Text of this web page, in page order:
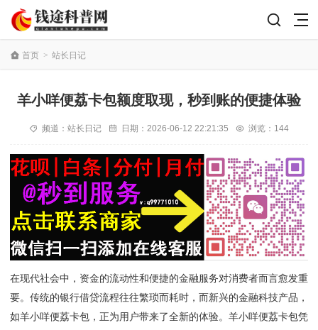
首页 > 站长日记
羊小咩便荔卡包额度取现，秒到账的便捷体验
频道： 站长日记 日期： 2026-06-12 22:21:35 浏览：144
在现代社会中，资金的流动性和便捷的金融服务对消费者而言愈发重
要。传统的银行借贷流程往往繁琐而耗时，而新兴的金融科技产品，
如羊小咩便荔卡包，正为用户带来了全新的体验。羊小咩便荔卡包凭